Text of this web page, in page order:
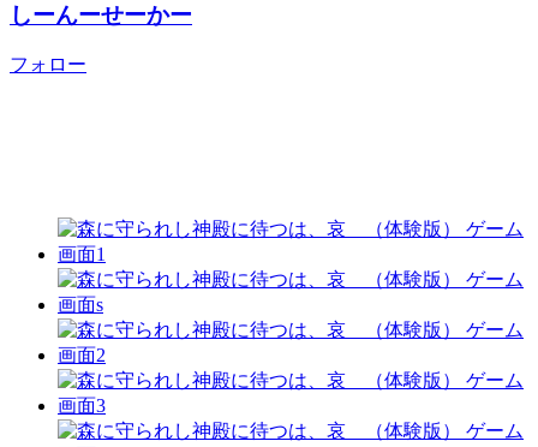
しーんーせーかー
フォロー